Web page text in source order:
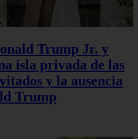
Trump Jr. y
isla privada de las
y la ausencia
Trump